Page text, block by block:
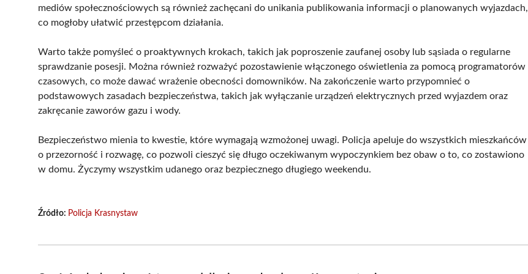
mediów społecznościowych są również zachęcani do unikania publikowania informacji o planowanych wyjazdach,
co mogłoby ułatwić przestępcom działania.
Warto także pomyśleć o proaktywnych krokach, takich jak poproszenie zaufanej osoby lub sąsiada o regularne
sprawdzanie posesji. Można również rozważyć pozostawienie włączonego oświetlenia za pomocą programatorów
czasowych, co może dawać wrażenie obecności domowników. Na zakończenie warto przypomnieć o
podstawowych zasadach bezpieczeństwa, takich jak wyłączanie urządzeń elektrycznych przed wyjazdem oraz
zakręcanie zaworów gazu i wody.
Bezpieczeństwo mienia to kwestie, które wymagają wzmożonej uwagi. Policja apeluje do wszystkich mieszkańców
o przezorność i rozwagę, co pozwoli cieszyć się długo oczekiwanym wypoczynkiem bez obaw o to, co zostawiono
w domu. Życzymy wszystkim udanego oraz bezpiecznego długiego weekendu.
Źródło: Policja Krasnystaw